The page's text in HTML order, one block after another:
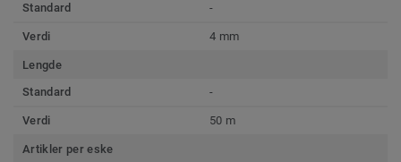
Standard
-
Verdi 4 mm
Lengde
Standard
-
Verdi 50 m
Artikler per eske